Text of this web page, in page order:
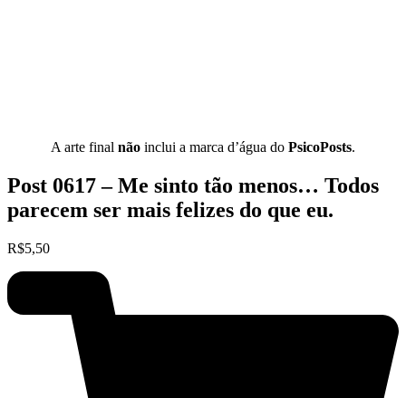
A arte final não inclui a marca d’água do PsicoPosts.
Post 0617 – Me sinto tão menos… Todos
parecem ser mais felizes do que eu.
R$5,50